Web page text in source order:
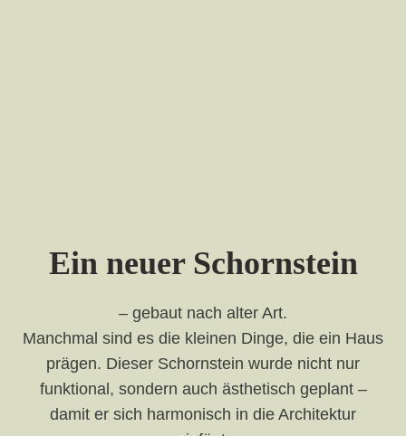
Ein neuer Schornstein
– gebaut nach alter Art.
Manchmal sind es die kleinen Dinge, die ein Haus
prägen. Dieser Schornstein wurde nicht nur
funktional, sondern auch ästhetisch geplant –
damit er sich harmonisch in die Architektur